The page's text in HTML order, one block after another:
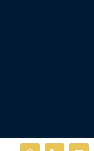
tutihosting.com